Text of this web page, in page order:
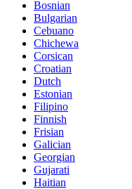
Bosnian
Bulgarian
Cebuano
Chichewa
Corsican
Croatian
Dutch
Estonian
Filipino
Finnish
Frisian
Galician
Georgian
Gujarati
Haitian